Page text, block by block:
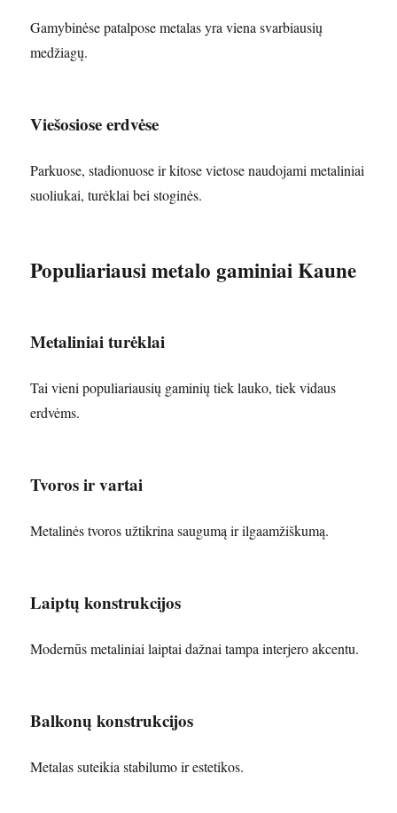
Gamybinėse patalpose metalas yra viena svarbiausių
medžiagų.
Viešosiose erdvėse
Parkuose, stadionuose ir kitose vietose naudojami metaliniai
suoliukai, turėklai bei stoginės.
Populiariausi metalo gaminiai Kaune
Metaliniai turėklai
Tai vieni populiariausių gaminių tiek lauko, tiek vidaus
erdvėms.
Tvoros ir vartai
Metalinės tvoros užtikrina saugumą ir ilgaamžiškumą.
Laiptų konstrukcijos
Modernūs metaliniai laiptai dažnai tampa interjero akcentu.
Balkonų konstrukcijos
Metalas suteikia stabilumo ir estetikos.